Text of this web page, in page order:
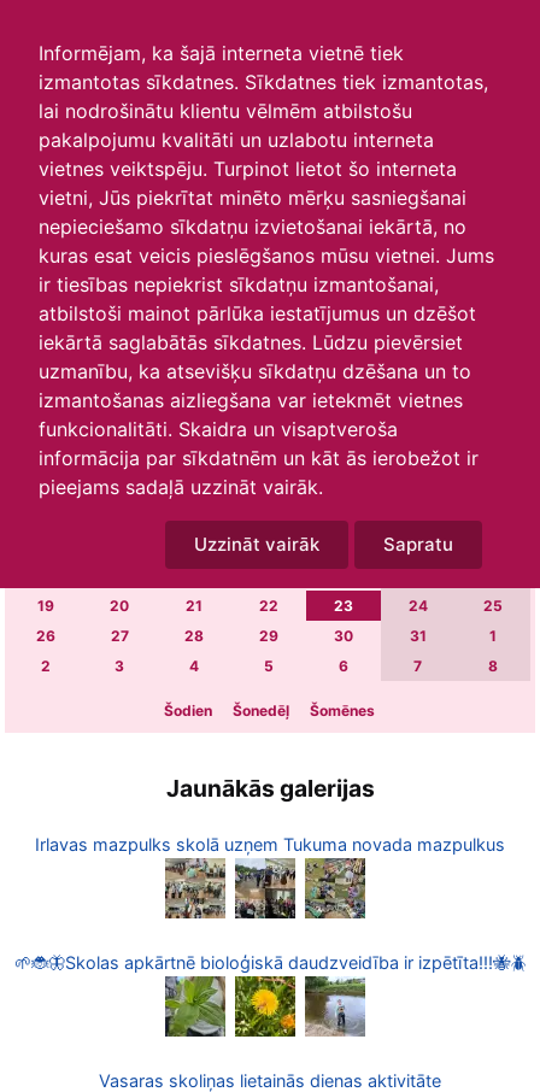
Informējam, ka šajā interneta vietnē tiek
izmantotas sīkdatnes. Sīkdatnes tiek izmantotas,
lai nodrošinātu klientu vēlmēm atbilstošu
pakalpojumu kvalitāti un uzlabotu interneta
vietnes veiktspēju. Turpinot lietot šo interneta
vietni, Jūs piekrītat minēto mērķu sasniegšanai
nepieciešamo sīkdatņu izvietošanai iekārtā, no
kuras esat veicis pieslēgšanos mūsu vietnei. Jums
ir tiesības nepiekrist sīkdatņu izmantošanai,
atbilstoši mainot pārlūka iestatījumus un dzēšot
iekārtā saglabātās sīkdatnes. Lūdzu pievērsiet
uzmanību, ka atsevišķu sīkdatņu dzēšana un to
izmantošanas aizliegšana var ietekmēt vietnes
funkcionalitāti. Skaidra un visaptveroša
informācija par sīkdatnēm un kāt ās ierobežot ir
pieejams sadaļā uzzināt vairāk.
Uzzināt vairāk Sapratu
Skats :
Aktuālie
Šodien Šonedēļ
Šomēnes
Arhīvs
O T S
7 8 10
14 15 16 17
19
20 21 22 23 24
25
26
27 28 29 30 31
1
2
3 4 5 6 7 8
Šodien Šonedēļ Šomēnes
Jaunākās galerijas
Irlavas mazpulks skolā uzņem Tukuma novada mazpulkus
🌱🐞🦋Skolas apkārtnē bioloģiskā daudzveidība ir izpētīta!!!🐝🪲
Vasaras skoliņas lietainās dienas aktivitāte